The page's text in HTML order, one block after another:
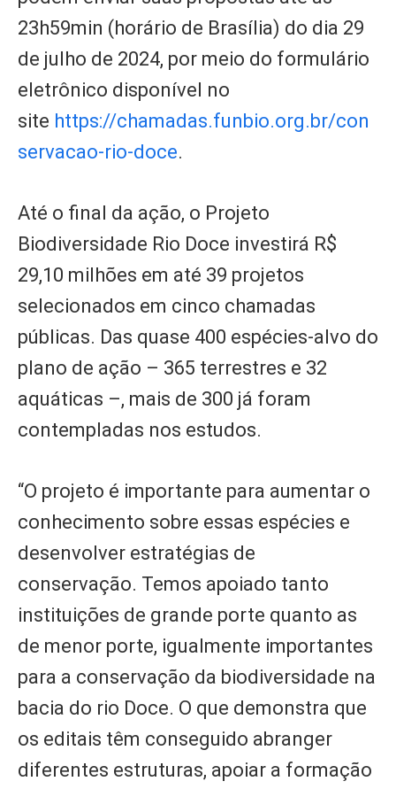
23h59min (horário de Brasília) do dia 29
de julho de 2024, por meio do formulário
eletrônico disponível no
site https://chamadas.funbio.org.br/con
servacao-rio-doce.
Até o final da ação, o Projeto
Biodiversidade Rio Doce investirá R$
29,10 milhões em até 39 projetos
selecionados em cinco chamadas
públicas. Das quase 400 espécies-alvo do
plano de ação – 365 terrestres e 32
aquáticas –, mais de 300 já foram
contempladas nos estudos.
“O projeto é importante para aumentar o
conhecimento sobre essas espécies e
desenvolver estratégias de
conservação. Temos apoiado tanto
instituições de grande porte quanto as
de menor porte, igualmente importantes
para a conservação da biodiversidade na
bacia do rio Doce. O que demonstra que
os editais têm conseguido abranger
diferentes estruturas, apoiar a formação